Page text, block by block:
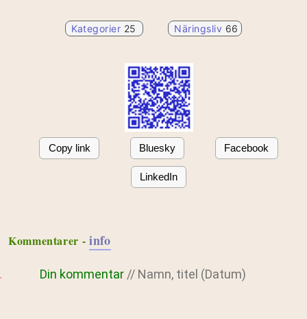
Kategorier 25 Näringsliv 66
Copy link Bluesky Facebook
LinkedIn
Kommentarer - info
Din kommentar // Namn, titel (Datum)